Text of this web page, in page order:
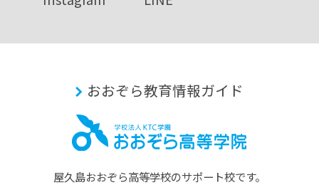
おおぞら教育情報ガイド
屋久島おおぞら⾼等学校のサポート校です。